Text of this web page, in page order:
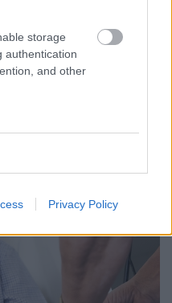
storage
authentication
and other
Privacy Policy
Szent Ferenc
Éva, a Wörwag
2018. 10. 10-én
Centrumot.
a